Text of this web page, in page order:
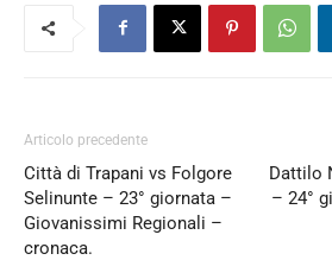
Articolo precedente
Città di Trapani vs Folgore
Selinunte – 23° giornata –
Giovanissimi Regionali –
cronaca.
Dattilo
– 24°